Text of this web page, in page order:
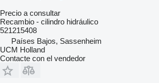
Precio a consultar
Recambio - cilindro hidráulico
521215408
Países Bajos, Sassenheim
UCM Holland
Contacte con el vendedor